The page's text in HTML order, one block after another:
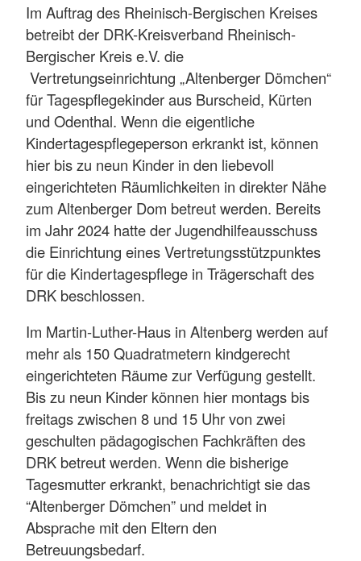
Im Auftrag des Rheinisch-Bergischen Kreises
betreibt der DRK-Kreisverband Rheinisch-
Bergischer Kreis e.V. die
Vertretungseinrichtung „Altenberger Dömchen“
für Tagespflegekinder aus Burscheid, Kürten
und Odenthal. Wenn die eigentliche
Kindertagespflegeperson erkrankt ist, können
hier bis zu neun Kinder in den liebevoll
eingerichteten Räumlichkeiten in direkter Nähe
zum Altenberger Dom betreut werden. Bereits
im Jahr 2024 hatte der Jugendhilfeausschuss
die Einrichtung eines Vertretungsstützpunktes
für die Kindertagespflege in Trägerschaft des
DRK beschlossen.
Im Martin-Luther-Haus in Altenberg werden auf
mehr als 150 Quadratmetern kindgerecht
eingerichteten Räume zur Verfügung gestellt.
Bis zu neun Kinder können hier montags bis
freitags zwischen 8 und 15 Uhr von zwei
geschulten pädagogischen Fachkräften des
DRK betreut werden. Wenn die bisherige
Tagesmutter erkrankt, benachrichtigt sie das
“Altenberger Dömchen” und meldet in
Absprache mit den Eltern den
Betreuungsbedarf.